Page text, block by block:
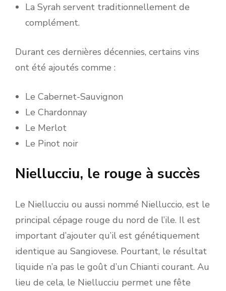
La Syrah servent traditionnellement de
complément.
Durant ces dernières décennies, certains vins
ont été ajoutés comme :
Le Cabernet-Sauvignon
Le Chardonnay
Le Merlot
Le Pinot noir
Niellucciu, le rouge à succès
Le Niellucciu ou aussi nommé Nielluccio, est le
principal cépage rouge du nord de l’ile. Il est
important d’ajouter qu’il est génétiquement
identique au Sangiovese. Pourtant, le résultat
liquide n’a pas le goût d’un Chianti courant. Au
lieu de cela, le Niellucciu permet une fête